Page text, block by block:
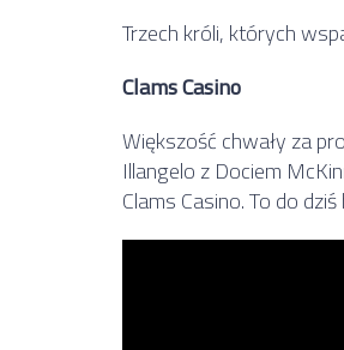
Trzech króli, których
Clams Casino
Większość chwały za
Illangelo z Dociem
Clams Casino. To do